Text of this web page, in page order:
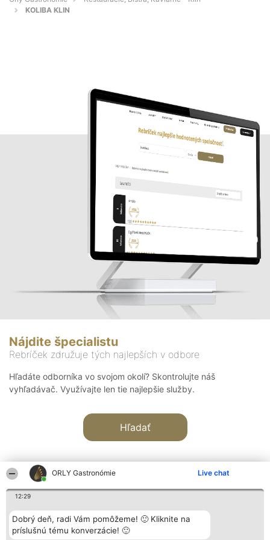
ORLY Gastronómie Live chat
12:29
Dobrý deň, radi Vám pomôžeme! 🙂 Kliknite na
príslušnú tému konverzácie! 🙂
KOLIBA KLIN
Nájdite špecialistu
Rebríček združuje tých najlepších v odbore
Hľadáte odborníka vo svojom okolí? Skontrolujte náš
vyhľadávač. Využívajte len tie najlepšie služby.
Hľadať
Organizátor hodnotenia
Bright Side Solutions sp. z o.
o. sp. k.
Hodnotenie
Laureáti
Lista
Kontakt
Kontakt